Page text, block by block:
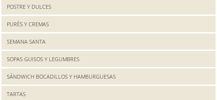
POSTRE Y DULCES
PURÉS Y CREMAS
SEMANA SANTA
SOPAS GUISOS Y LEGUMBRES
SÁNDWICH BOCADILLOS Y HAMBURGUESAS
TARTAS